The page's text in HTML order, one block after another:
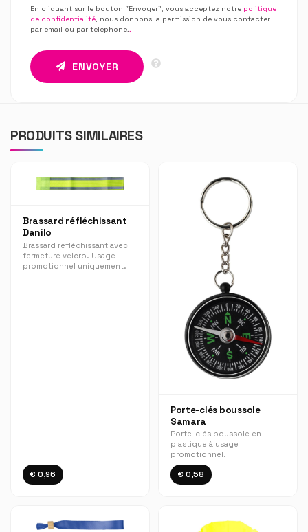
En cliquant sur le bouton “Envoyer”, vous acceptez notre politique
de confidentialité, nous donnons la permission de vous contacter
par email ou par téléphone..
ENVOYER
PRODUITS SIMILAIRES
Brassard réfléchissant
Danilo
Brassard réfléchissant avec
fermeture velcro. Usage
promotionnel uniquement.
€ 0,96
Porte-clés boussole
Samara
Porte-clés boussole en
plastique à usage
promotionnel.
€ 0,58